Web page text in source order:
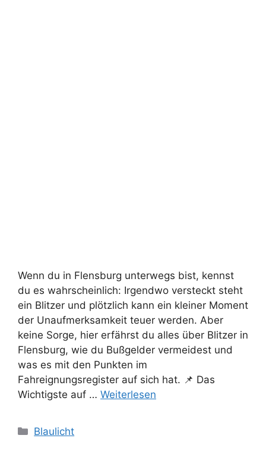
Wenn du in Flensburg unterwegs bist, kennst
du es wahrscheinlich: Irgendwo versteckt steht
ein Blitzer und plötzlich kann ein kleiner Moment
der Unaufmerksamkeit teuer werden. Aber
keine Sorge, hier erfährst du alles über Blitzer in
Flensburg, wie du Bußgelder vermeidest und
was es mit den Punkten im
Fahreignungsregister auf sich hat. 📌 Das
Wichtigste auf … Weiterlesen
Kategorien
Blaulicht